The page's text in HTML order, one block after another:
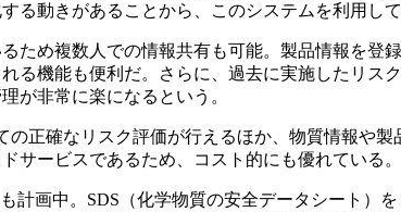
る動きがあることから、このシステムを利用し
ため複数人での情報共有も可能。製品情報を登
る機能も便利だ。さらに、過去に実施したリ
が非常に楽になるという。
正確なリスク評価が行えるほか、物質情報や
サービスであるため、コスト的にも優れている
計画中。SDS（化学物質の安全データシート）